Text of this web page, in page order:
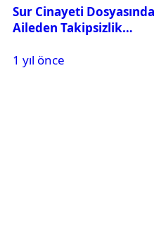
Sur Cinayeti Dosyasında
Aileden Takipsizlik
1 yıl önce